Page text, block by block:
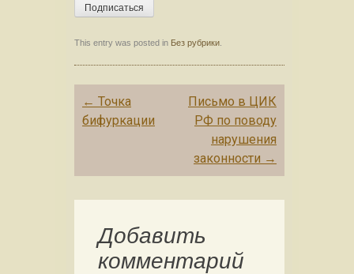
i
l
This entry was posted in Без рубрики
Post navigation
← Точка
бифуркации
Письмо в ЦИК
РФ по поводу
нарушения
законности →
Добавить
комментарий